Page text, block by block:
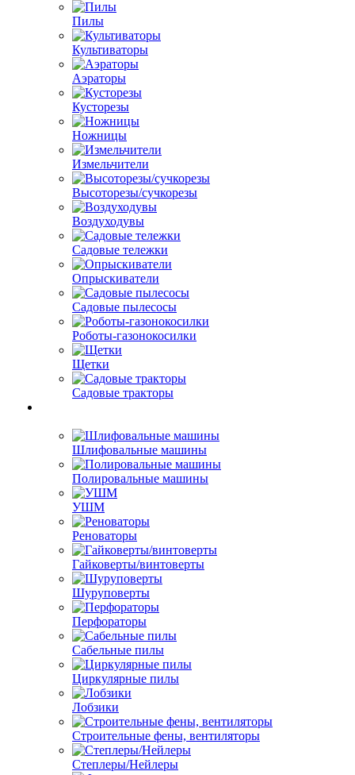
Пилы
Культиваторы
Аэраторы
Кусторезы
Ножницы
Измельчители
Высоторезы/сучкорезы
Воздуходувы
Садовые тележки
Опрыскиватели
Садовые пылесосы
Роботы-газонокосилки
Щетки
Садовые тракторы
Шлифовальные машины
Полировальные машины
УШМ
Реноваторы
Гайковерты/винтоверты
Шуруповерты
Перфораторы
Сабельные пилы
Циркулярные пилы
Лобзики
Строительные фены, вентиляторы
Степлеры/Нейлеры